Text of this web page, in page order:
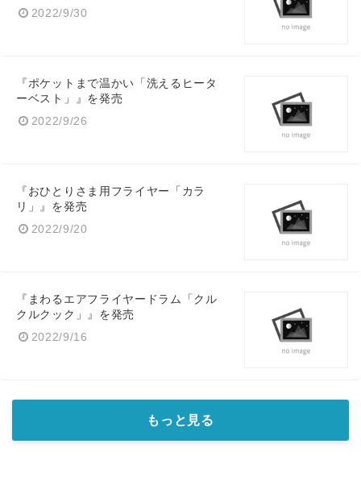
2022/9/30
『ポケットまで温かい「洗えるヒータ
ーベスト」』を発売
2022/9/26
『おひとりさま用フライヤー「カラ
リ」』を発売
2022/9/20
『まわるエアフライヤードラム「クル
クルクック」』を発売
2022/9/16
もっと見る